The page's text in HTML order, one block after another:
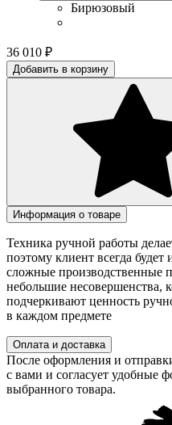
Бирюзовый
36 010 ₽
Добавить в корзину
Информация о товаре
Техника ручной работы
поэтому клиент всегда
сложные производственные
небольшие несовершенства,
подчеркивают ценность
в каждом предмете
Оплата и доставка
После оформления и
с вами и согласует удобные
выбранного товара.